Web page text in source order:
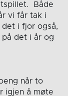
Både
vi får tak i
i fjor også,
det i år og
når to
igjen å møte